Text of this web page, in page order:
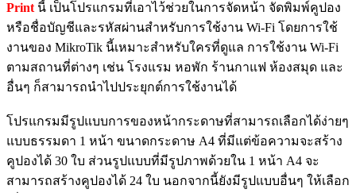
Print นี้ เป็นโปรแกรมที่เอาไว้ช่วยในการจัดหน้า จัดพิมพ์คูปอง
หรือชื่อบัญชีและรหัสผ่านสำหรับการใช้งาน Wi-Fi โดยการใช้
งานของ MikroTik นี้เหมาะสำหรับใครที่ดูแล การใช้งาน Wi-Fi
ตามสถานที่ต่างๆ เช่น โรงแรม หอพัก ร้านกาแฟ ห้องสมุด และ
อื่นๆ ก็สามารถนำไปประยุกต์การใช้งานได้
โปรแกรมมีรูปแบบการของหน้ากระดาษที่สามารถเลือกได้ง่ายๆ
แบบธรรมดา 1 หน้า ขนาดกระดาษ A4 ที่มีแต่ข้อความจะสร้าง
คูปองได้ 30 ใบ ส่วนรูปแบบที่มีรูปภาพด้วยใน 1 หน้า A4 จะ
สามารถสร้างคูปองได้ 24 ใบ นอกจากนี้ยังมีรูปแบบอื่นๆ ให้เลือก